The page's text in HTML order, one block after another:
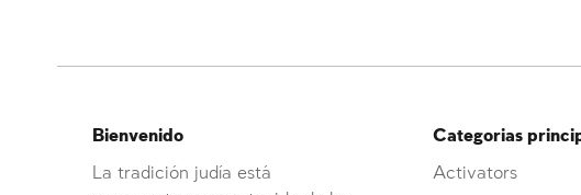
Categorias
Activators
Bienvenido
La tradición judía está